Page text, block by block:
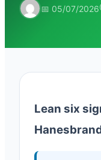
📅 05/07/2026
Lean six